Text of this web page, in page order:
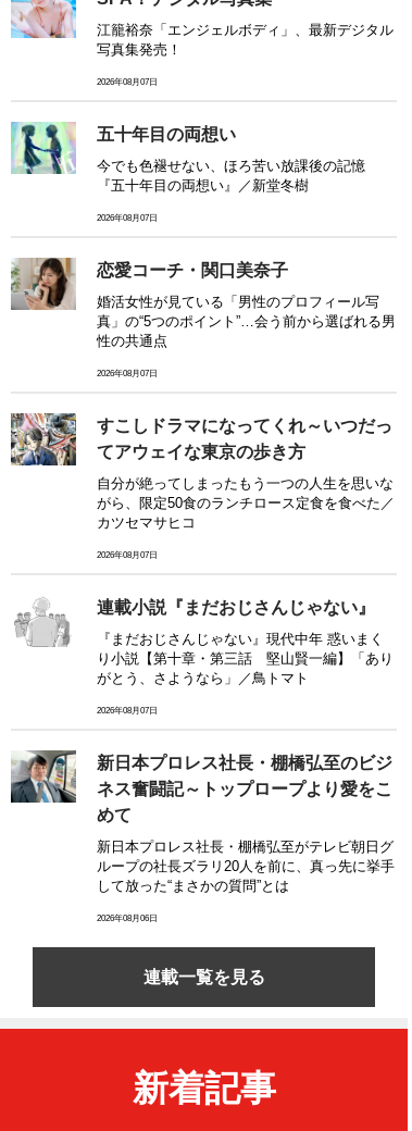
江籠裕奈「エンジェルボディ」、最新デジタル
写真集発売！
2026年08月07日
五十年目の両想い
今でも色褪せない、ほろ苦い放課後の記憶
『五十年目の両想い』／新堂冬樹
2026年08月07日
恋愛コーチ・関口美奈子
婚活女性が見ている「男性のプロフィール写
真」の“5つのポイント”…会う前から選ばれる男
性の共通点
2026年08月07日
すこしドラマになってくれ～いつだっ
てアウェイな東京の歩き方
自分が絶ってしまったもう一つの人生を思いな
がら、限定50食のランチロース定食を食べた／
カツセマサヒコ
2026年08月07日
連載小説『まだおじさんじゃない』
『まだおじさんじゃない』現代中年 惑いまく
り小説【第十章・第三話 堅山賢一編】「あり
がとう、さようなら」／鳥トマト
2026年08月07日
新日本プロレス社長・棚橋弘至のビジ
ネス奮闘記～トップロープより愛をこ
めて
新日本プロレス社長・棚橋弘至がテレビ朝日グ
ループの社長ズラリ20人を前に、真っ先に挙手
して放った“まさかの質問”とは
2026年08月06日
連載一覧を見る
新着記事